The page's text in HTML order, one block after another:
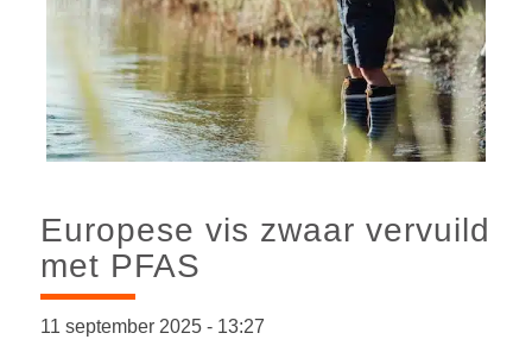
Europese vis zwaar vervuild
met PFAS
11 september 2025 -13:27